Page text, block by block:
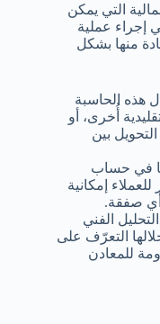
التي يمكن
إجراء عملية
منها بشكل
هذه الحاسبة
أُخرى، أو
بين
في حساب
إمكانية
صفقة.
الفني
التعرّف على
للمعادن